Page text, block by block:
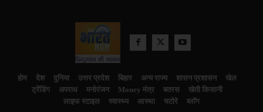
होम देश दुनिया उत्तर प्रदेश बिहार अन्य राज्य शासन प्रशासन
खेल
ट्रेंडिंग
अपराध मनोरंजन Money मंत्र बतरस
खेती किसानी
लाइफ स्टाइल
स्वास्थ्य आस्था चटोरे ब्लॉग